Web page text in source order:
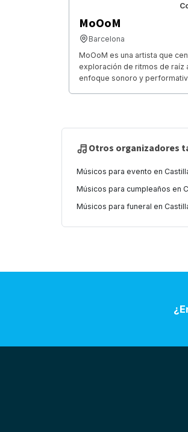
MoOoM
Barcelona
MoOoM es una artista que
exploración de ritmos de raíz
enfoque sonoro y
Otros organizadores
Músicos para evento en
Músicos para cumpleaños en
Músicos para funeral en